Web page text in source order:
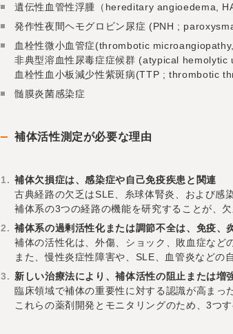
遺伝性血管性浮腫（hereditary angioedema,
発作性夜間ヘモグロビン尿症 (PNH ;
血栓性微小血管症(thrombotic
非典型溶血性尿毒症症候群 (atypical
血栓性血小板減少性紫斑病(TTP ; thrombotic
髄膜炎菌感染症
補体活性測定が必要な理由
補体欠損症は、感染症や自己免疫疾患と関連
古典経路の欠乏はSLE、糸球体腎炎、および感
補体系の3つの経路の機能を研究することが、
補体系の過剰活性化または調節不全は、免疫
補体の活性化は、外傷、ショック、敗血症など
また、慢性炎症性障害や、SLE、血管炎などの
新しい治療法により、補体活性の阻止または増
臨床領域で補体の重要性に対する認識が高まっ
これらの薬剤開発とモニタリングのため、3つ